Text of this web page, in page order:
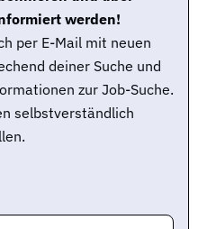
werden!
per E-Mail mit neuen
deiner Suche und
zur Job-Suche.
selbstverständlich